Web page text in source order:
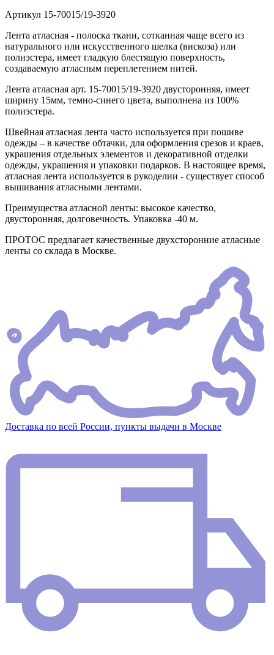
Артикул 15-70015/19-3920
Лента атласная - полоска ткани, сотканная чаще всего из
натурального или искусственного шелка (вискоза) или
полиэстера, имеет гладкую блестящую поверхность,
создаваемую атласным переплетением нитей.
Лента атласная арт. 15-70015/19-3920 двусторонняя, имеет
ширину 15мм, темно-синего цвета, выполнена из 100%
полиэстера.
Швейная атласная лента часто используется при пошиве
одежды – в качестве обтачки, для оформления срезов и краев,
украшения отдельных элементов и декоративной отделки
одежды, украшения и упаковки подарков. В настоящее время,
атласная лента используется в рукоделии - существует способ
вышивания атласными лентами.
Преимущества атласной ленты: высокое качество,
двусторонняя, долговечность. Упаковка -40 м.
ПРОТОС предлагает качественные двухсторонние атласные
ленты со склада в Москве.
Доставка по всей России, пункты выдачи в Москве